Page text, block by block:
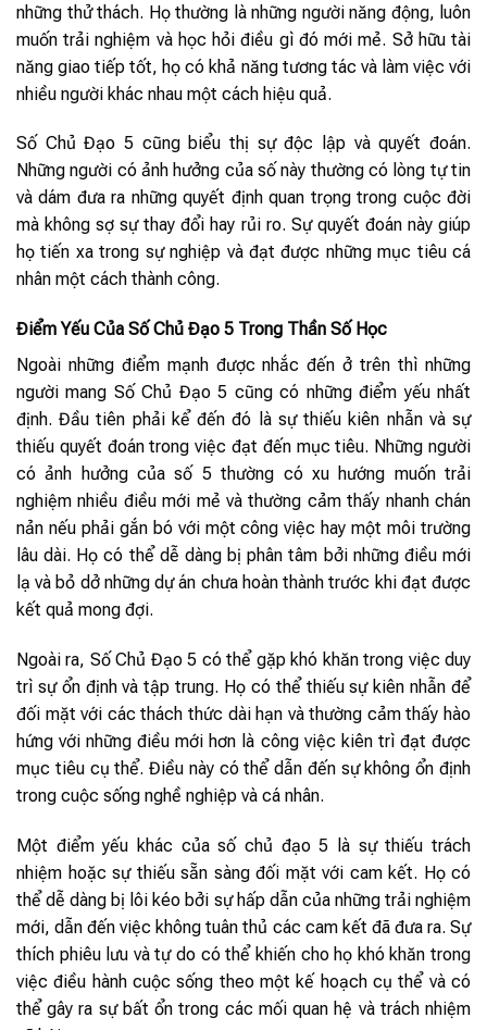
những thử thách. Họ thường là những người năng động, luôn
muốn trải nghiệm và học hỏi điều gì đó mới mẻ. Sở hữu tài
năng giao tiếp tốt, họ có khả năng tương tác và làm việc với
nhiều người khác nhau một cách hiệu quả.
Số Chủ Đạo 5 cũng biểu thị sự độc lập và quyết đoán.
Những người có ảnh hưởng của số này thường có lòng tự tin
và dám đưa ra những quyết định quan trọng trong cuộc đời
mà không sợ sự thay đổi hay rủi ro. Sự quyết đoán này giúp
họ tiến xa trong sự nghiệp và đạt được những mục tiêu cá
nhân một cách thành công.
Điểm Yếu Của Số Chủ Đạo 5 Trong Thần Số Học
Ngoài những điểm mạnh được nhắc đến ở trên thì những
người mang Số Chủ Đạo 5 cũng có những điểm yếu nhất
định. Đầu tiên phải kể đến đó là sự thiếu kiên nhẫn và sự
thiếu quyết đoán trong việc đạt đến mục tiêu. Những người
có ảnh hưởng của số 5 thường có xu hướng muốn trải
nghiệm nhiều điều mới mẻ và thường cảm thấy nhanh chán
nản nếu phải gắn bó với một công việc hay một môi trường
lâu dài. Họ có thể dễ dàng bị phân tâm bởi những điều mới
lạ và bỏ dở những dự án chưa hoàn thành trước khi đạt được
kết quả mong đợi.
Ngoài ra, Số Chủ Đạo 5 có thể gặp khó khăn trong việc duy
trì sự ổn định và tập trung. Họ có thể thiếu sự kiên nhẫn để
đối mặt với các thách thức dài hạn và thường cảm thấy hào
hứng với những điều mới hơn là công việc kiên trì đạt được
mục tiêu cụ thể. Điều này có thể dẫn đến sự không ổn định
trong cuộc sống nghề nghiệp và cá nhân.
Một điểm yếu khác của số chủ đạo 5 là sự thiếu trách
nhiệm hoặc sự thiếu sẵn sàng đối mặt với cam kết. Họ có
thể dễ dàng bị lôi kéo bởi sự hấp dẫn của những trải nghiệm
mới, dẫn đến việc không tuân thủ các cam kết đã đưa ra. Sự
thích phiêu lưu và tự do có thể khiến cho họ khó khăn trong
việc điều hành cuộc sống theo một kế hoạch cụ thể và có
thể gây ra sự bất ổn trong các mối quan hệ và trách nhiệm